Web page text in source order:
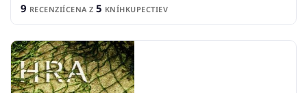
9 RECENZIÍCENA Z 5 KNÍHKUPECTIEV